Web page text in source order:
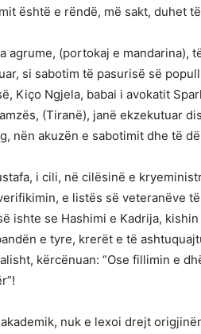
është e rëndë, më sakt, duhet
agrume, (portokaj e mandarina),
si sabotim të pasurisë së
Kiço Ngjela, babai i avokatit
(Tiranë), janë ekzekutuar
nën akuzën e sabotimit dhe të
i cili, në cilësinë e
e listës së veteranëve
ishte se Hashimi e Kadrija,
e tyre, krerët e të
kërcënuan: “Ose fillimin e
nuk e lexoi drejt